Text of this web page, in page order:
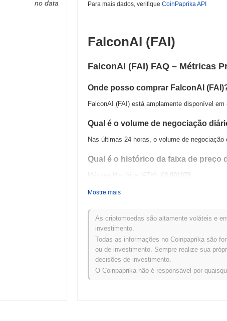
no data Para mais dados, verifique CoinPaprika API
FalconAI (FAI)
FalconAI (FAI) FAQ – Métricas
Onde posso comprar FalconAI
FalconAI (FAI) está amplamente disponível
Qual é o volume de negociação
Nas últimas 24 horas, o volume de negociação
Qual é o histórico da faixa de preço
Máxima Histórica (ATH):
€0.001078
Como FalconAI está se
Nos últimos 7 dias, FalconAI ganhou0.00%,
um atraso temporário na ação de preço de
Mostre mais
As criptomoedas são altamente voláteis e
investimento.
Todas as informações no Coinpaprika são
ou de investimento. Sempre realize sua
decisões de investimento.
O Coinpaprika não é responsável por